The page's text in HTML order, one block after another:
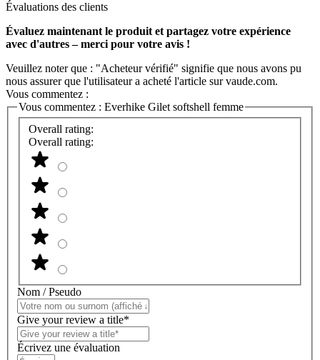
Évaluations des clients
Évaluez maintenant le produit et partagez votre expérience
avec d'autres – merci pour votre avis !
Veuillez noter que : "Acheteur vérifié" signifie que nous avons pu
nous assurer que l'utilisateur a acheté l'article sur vaude.com.
Vous commentez :
Vous commentez : Everhike Gilet softshell femme
Overall rating:
Overall rating:
Nom / Pseudo
Give your review a title*
Écrivez une évaluation